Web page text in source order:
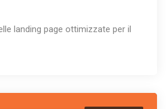
landing page ottimizzate per il